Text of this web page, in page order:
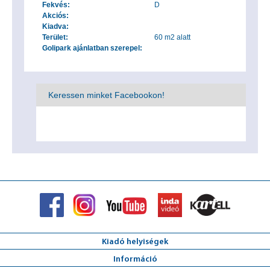
Fekvés:
D
Akciós:
Kiadva:
Terület:
60 m2 alatt
Golipark ajánlatban szerepel:
Keressen minket Facebookon!
Kiadó helyiségek
Információ